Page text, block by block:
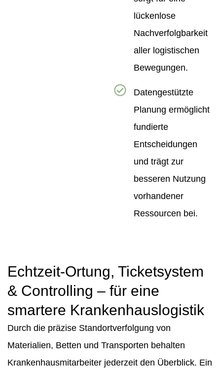
lückenlose
Nachverfolgbarkeit
aller logistischen
Bewegungen.
Datengestützte
Planung ermöglicht
fundierte
Entscheidungen
und trägt zur
besseren Nutzung
vorhandener
Ressourcen bei.
Echtzeit-Ortung, Ticketsystem
& Controlling – für eine
smartere Krankenhauslogistik
Durch die präzise Standortverfolgung von
Materialien, Betten und Transporten behalten
Krankenhausmitarbeiter jederzeit den Überblick. Ein